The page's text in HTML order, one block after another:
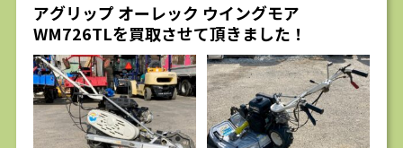
アグリップ オーレック ウイングモア
WM726TLを買取させて頂きました！